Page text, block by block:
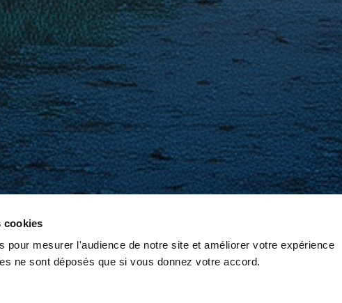
cookies
pour mesurer l'audience de notre site et améliorer votre expérience
ne sont déposés que si vous donnez votre accord.